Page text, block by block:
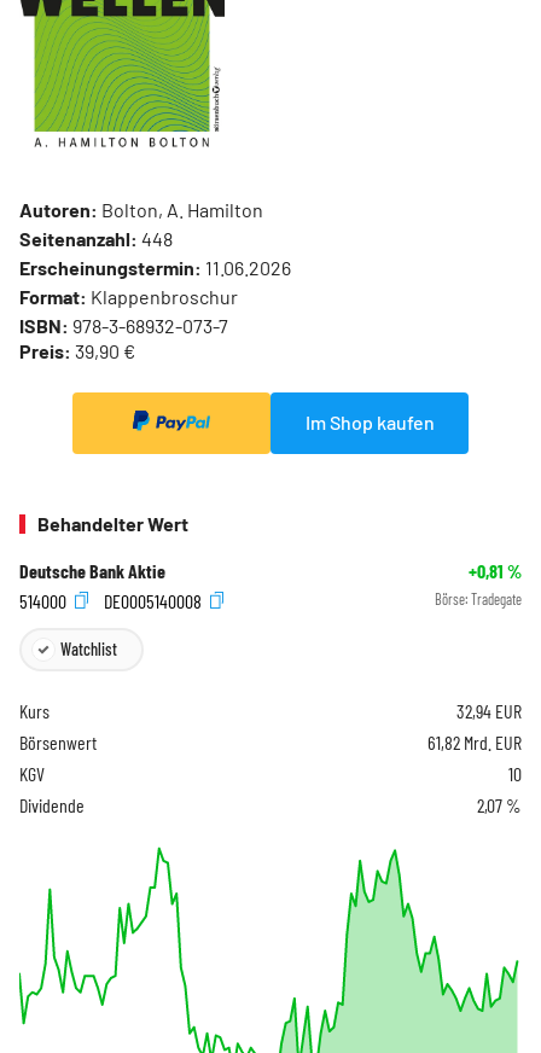
Autoren: Bolton, A. Hamilton
Seitenanzahl: 448
Erscheinungstermin: 11.06.2026
Format: Klappenbroschur
ISBN: 978-3-68932-073-7
Preis: 39,90 €
Im Shop kaufen
Behandelter Wert
Deutsche Bank Aktie +0,81 %
514000
DE0005140008 Börse: Tradegate
Watchlist
Kurs 32,94 EUR
Börsenwert
61,82 Mrd. EUR
KGV
10
Dividende
2,07 %